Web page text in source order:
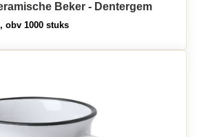
Beker - Dentergem
obv 1000 stuks